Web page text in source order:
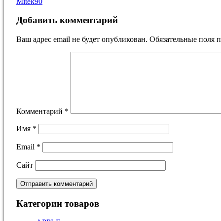
Добавить комментарий
Ваш адрес email не будет опубликован. Обязательные поля
Комментарий *
Имя *
Email *
Сайт
Категории товаров